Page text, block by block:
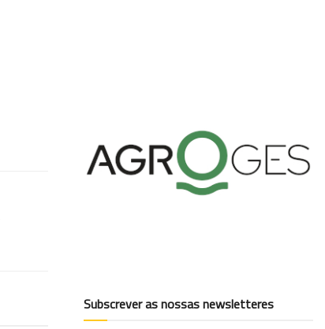
Subscrever as nossas newsletteres